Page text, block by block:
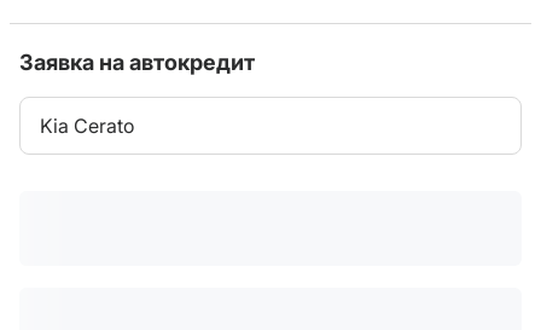
Заявка на автокредит
Kia Cerato